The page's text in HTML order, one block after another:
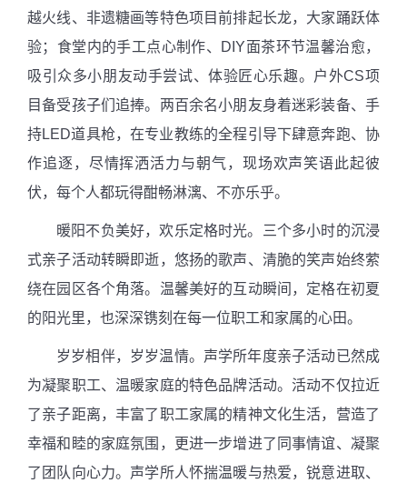
越火线、非遗糖画等特色项目前排起长龙，大家踊跃体
验；食堂内的手工点心制作、 DIY面茶环节温馨治愈，
吸引众多小朋友动手尝试、体验匠心乐趣。户外CS项
目备受孩子们追捧。两百余名小朋友身着迷彩装备、手
持LED道具枪，在专业教练的全程引导下肆意奔跑、协
作追逐，尽情挥洒活力与朝气，现场欢声笑语此起彼
伏，每个人都玩得酣畅淋漓、不亦乐乎。
暖阳不负美好，欢乐定格时光。三个多小时的沉浸
式亲子活动转瞬即逝，悠扬的歌声、清脆的笑声始终萦
绕在园区各个角落。温馨美好的互动瞬间，定格在初夏
的阳光里，也深深镌刻在每一位职工和家属的心田。
岁岁相伴，岁岁温情。声学所年度亲子活动已然成
为凝聚职工、温暖家庭的特色品牌活动。活动不仅拉近
了亲子距离，丰富了职工家属的精神文化生活，营造了
幸福和睦的家庭氛围，更进一步增进了同事情谊、凝聚
了团队向心力。声学所人怀揣温暖与热爱，锐意进取、